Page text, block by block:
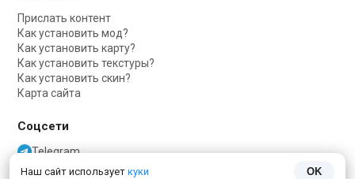
Наш сайт использует куки OK
Прислать контент
Как установить мод?
Как установить карту?
Как установить текстуры?
Как установить скин?
Карта сайта
Соцсети
Telegram
Telegram чат